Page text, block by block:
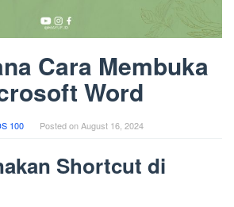
Cara Membuka
Word
100 Posted onAugust 16, 2024
Shortcut di